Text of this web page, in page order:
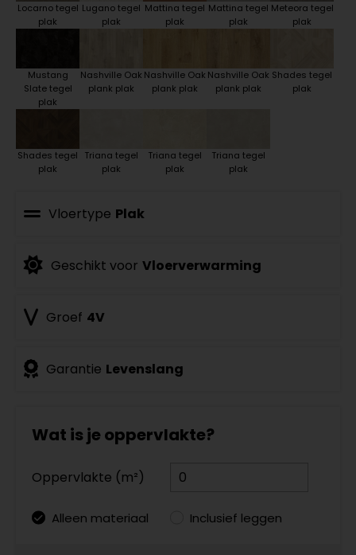
Locarno tegel
plak
Lugano tegel
plak
Mattina tegel
plak
Mattina tegel
plak
Meteora tegel
plak
Mustang
Slate tegel
plak
Nashville Oak
plank plak
Nashville Oak
plank plak
Nashville Oak
plank plak
Shades tegel
plak
Shades tegel
plak
Triana tegel
plak
Triana tegel
plak
Triana tegel
plak
Vloertype Plak
Geschikt voor Vloerverwarming
Groef 4V
Garantie Levenslang
Wat is je oppervlakte?
Oppervlakte (m²)
Alleen materiaal Inclusief leggen